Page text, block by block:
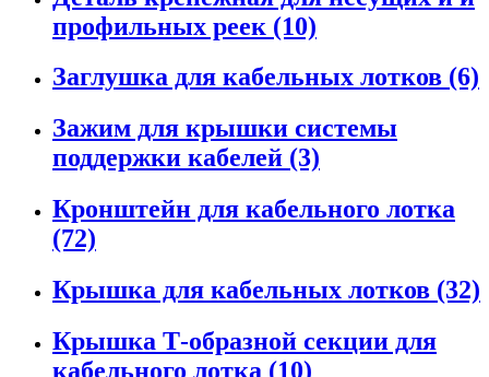
профильных реек (10)
Заглушка для кабельных лотков (6)
Зажим для крышки системы
поддержки кабелей (3)
Кронштейн для кабельного лотка
(72)
Крышка для кабельных лотков (32)
Крышка Т-образной секции для
кабельного лотка (10)